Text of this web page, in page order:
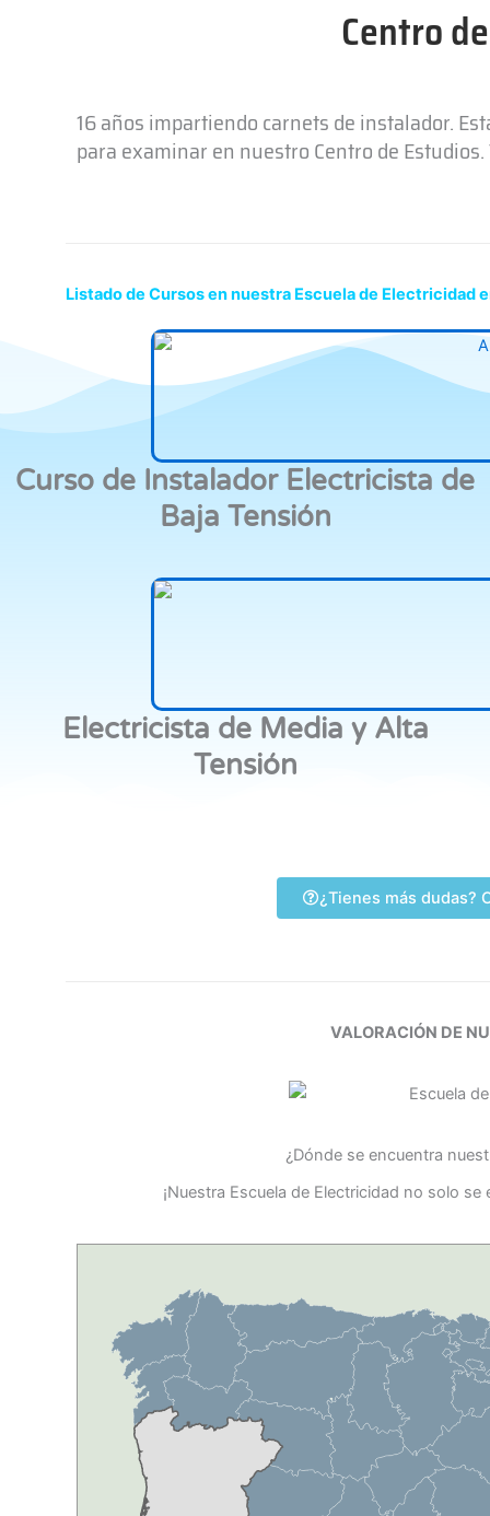
Centro
16 años impartiendo carnets de instalador.
para examinar en nuestro Centro de Estudios.
Listado de Cursos en nuestra Escuela de Electricidad
Curso de Instalador Electricista de
Baja Tensión
Electricista de Media y Alta
Tensión
¿Tienes más dudas?
VALORACIÓN DE
¿Dónde se encuentra
¡Nuestra Escuela de Electricidad no solo